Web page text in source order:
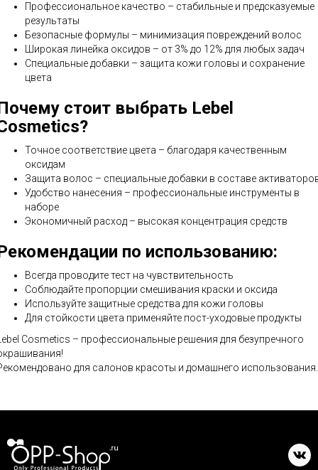
Профессиональное качество – стабильные и предсказуемые
результаты
Безопасные формулы – минимизация повреждений волос
Широкая линейка оксидов – от 3% до 12% для любых задач
Специальные добавки – защита кожи головы и сохранение
цвета
стоит выбрать Lebel
Точное соответствие цвета – благодаря качественным
оксидам
Защита волос – специальные добавки в составе
Удобство нанесения – профессиональные инструменты в
наборе
Экономичный расход – высокая концентрация средств
по использованию:
Всегда проводите тест на чувствительность
Соблюдайте пропорции смешивания краски и оксида
Используйте защитные средства для кожи головы
Для стойкости цвета применяйте пост-уходовые продукты
Cosmetics – профессиональные решения для безупречного
для салонов красоты и домашнего использования.